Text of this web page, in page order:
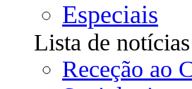
Especiais
Lista de
Receção ao